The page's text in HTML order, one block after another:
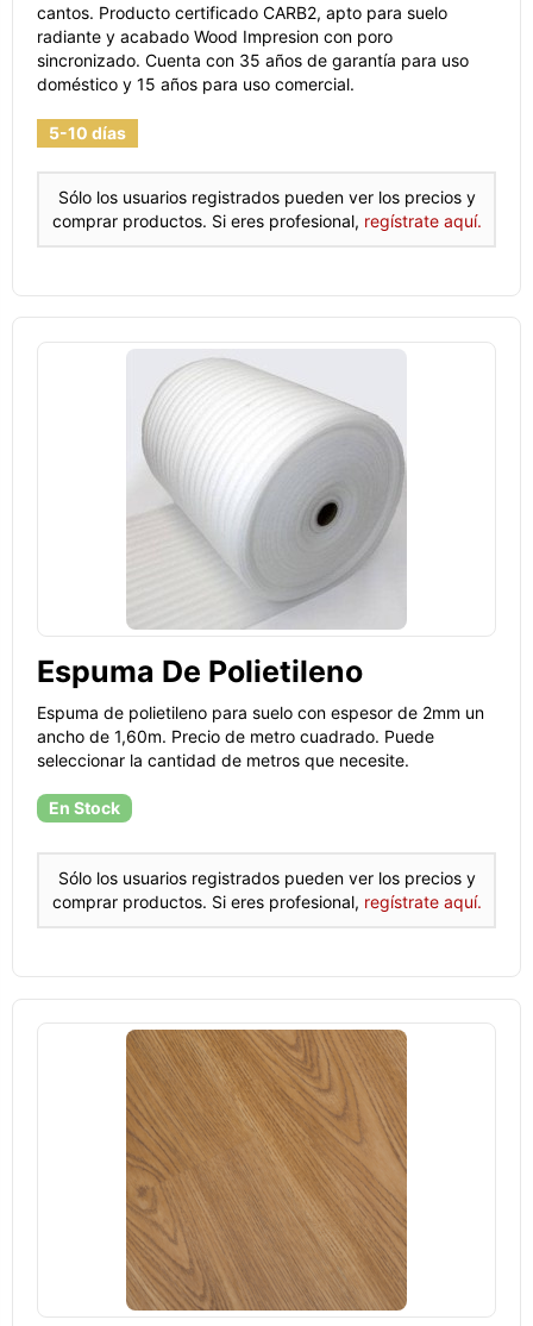
cantos. Producto certificado CARB2, apto para suelo
radiante y acabado Wood Impresion con poro
sincronizado. Cuenta con 35 años de garantía para uso
doméstico y 15 años para uso comercial.
5-10 días
Sólo los usuarios registrados pueden ver los precios y
comprar productos. Si eres profesional, regístrate aquí.
Espuma De Polietileno
Espuma de polietileno para suelo con espesor de 2mm un
ancho de 1,60m. Precio de metro cuadrado. Puede
seleccionar la cantidad de metros que necesite.
En Stock
Sólo los usuarios registrados pueden ver los precios y
comprar productos. Si eres profesional, regístrate aquí.